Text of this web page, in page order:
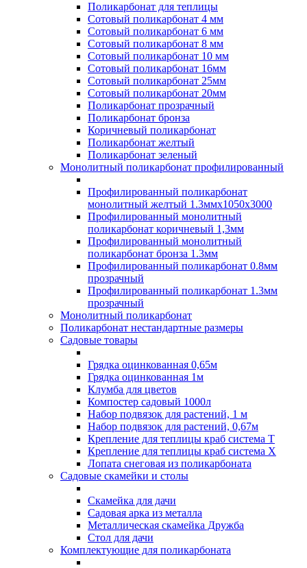
Поликарбонат для теплицы
Сотовый поликарбонат 4 мм
Сотовый поликарбонат 6 мм
Сотовый поликарбонат 8 мм
Сотовый поликарбонат 10 мм
Сотовый поликарбонат 16мм
Сотовый поликарбонат 25мм
Сотовый поликарбонат 20мм
Поликарбонат прозрачный
Поликарбонат бронза
Коричневый поликарбонат
Поликарбонат желтый
Поликарбонат зеленый
Монолитный поликарбонат профилированный
Профилированный поликарбонат
монолитный желтый 1.3ммх1050х3000
Профилированный монолитный
поликарбонат коричневый 1,3мм
Профилированный монолитный
поликарбонат бронза 1.3мм
Профилированный поликарбонат 0.8мм
прозрачный
Профилированный поликарбонат 1.3мм
прозрачный
Монолитный поликарбонат
Поликарбонат нестандартные размеры
Садовые товары
Грядка оцинкованная 0,65м
Грядка оцинкованная 1м
Клумба для цветов
Компостер садовый 1000л
Набор подвязок для растений, 1 м
Набор подвязок для растений, 0,67м
Крепление для теплицы краб система Т
Крепление для теплицы краб система Х
Лопата снеговая из поликарбоната
Садовые скамейки и столы
Скамейка для дачи
Садовая арка из металла
Металлическая скамейка Дружба
Стол для дачи
Комплектующие для поликарбоната